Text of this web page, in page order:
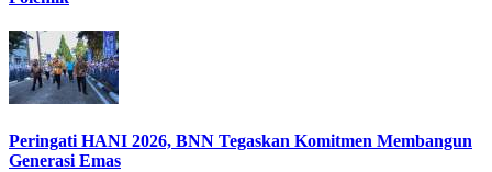
Peringati HANI 2026, BNN Tegaskan Komitmen Membangun
Generasi Emas